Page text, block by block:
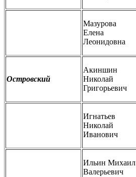
Мазурова
Елена
Леонидовна
Островский
Акиншин
Николай
Григорьевич
Игнатьев
Николай
Иванович
Ильин Михаил
Валерьевич